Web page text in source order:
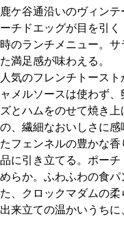
カレーが
京都おや
私と店の
今月の京
京都の書
鹿ケ谷通沿いのヴィン
ーチドエッグが目を引
時のランチメニュー。
た満足感が味わえる。
人気のフレンチトース
ャメルソースは使わず
ズとハムをのせて焼き
の、繊細なおいしさに
たフェンネルの豊かな
品に引き立てる。ポー
めらか。ふわふわの食
た、クロックマダムの柔
出来立ての温かいうちに